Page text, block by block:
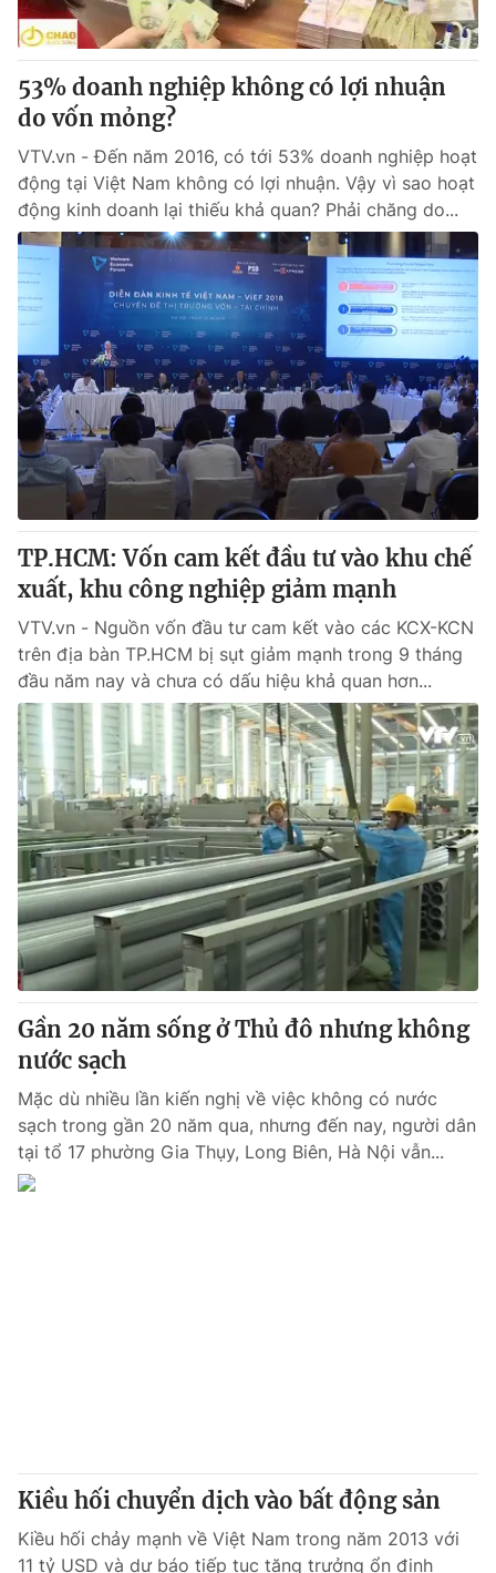
Cơ quan chủ quản:Đài Truyền hình Việt Nam
Giấy phép hoạt động báo in và báo điện tử số 483/GP-BTTTT
cấp ngày 29/12/2023
Tổng Biên tập: Vũ Thanh Thủy
Phó Tổng Biên tập:Nguyễn Thị Mỹ Hạnh, Phạm Quốc Thắng,
Nguyễn Trọng Ninh
Tổng đài VTV:024.38 355 931 - 024.38 355 932
Ðiện thoại Thời báo VTV:
024.66 897 897
Email:
toasoan@vtv.vn
Liên hệ quảng cáo:024-7300.7108
® Cấm sao chép dưới mọi hình thức nếu không có sự chấp
thuận bằng văn bản. Ghi rõ nguồn VTV.vn khi phát hành lại
thông tin từ website này.
53% doanh nghiệp không có lợi nhuận
do vốn mỏng?
VTV.vn - Đến năm 2016, có tới 53% doanh nghiệp hoạt
động tại Việt Nam không có lợi nhuận. Vậy vì sao hoạt
động kinh doanh lại thiếu khả quan? Phải chăng do...
TP.HCM: Vốn cam kết đầu tư vào khu chế
xuất, khu công nghiệp giảm mạnh
VTV.vn - Nguồn vốn đầu tư cam kết vào các KCX-KCN
trên địa bàn TP.HCM bị sụt giảm mạnh trong 9 tháng
đầu năm nay và chưa có dấu hiệu khả quan hơn...
Gần 20 năm sống ở Thủ đô nhưng không
nước sạch
Mặc dù nhiều lần kiến nghị về việc không có nước
sạch trong gần 20 năm qua, nhưng đến nay, người dân
tại tổ 17 phường Gia Thụy, Long Biên, Hà Nội vẫn...
Kiều hối chuyển dịch vào bất động sản
Kiều hối chảy mạnh về Việt Nam trong năm 2013 với
11 tỷ USD và dự báo tiếp tục tăng trưởng ổn định